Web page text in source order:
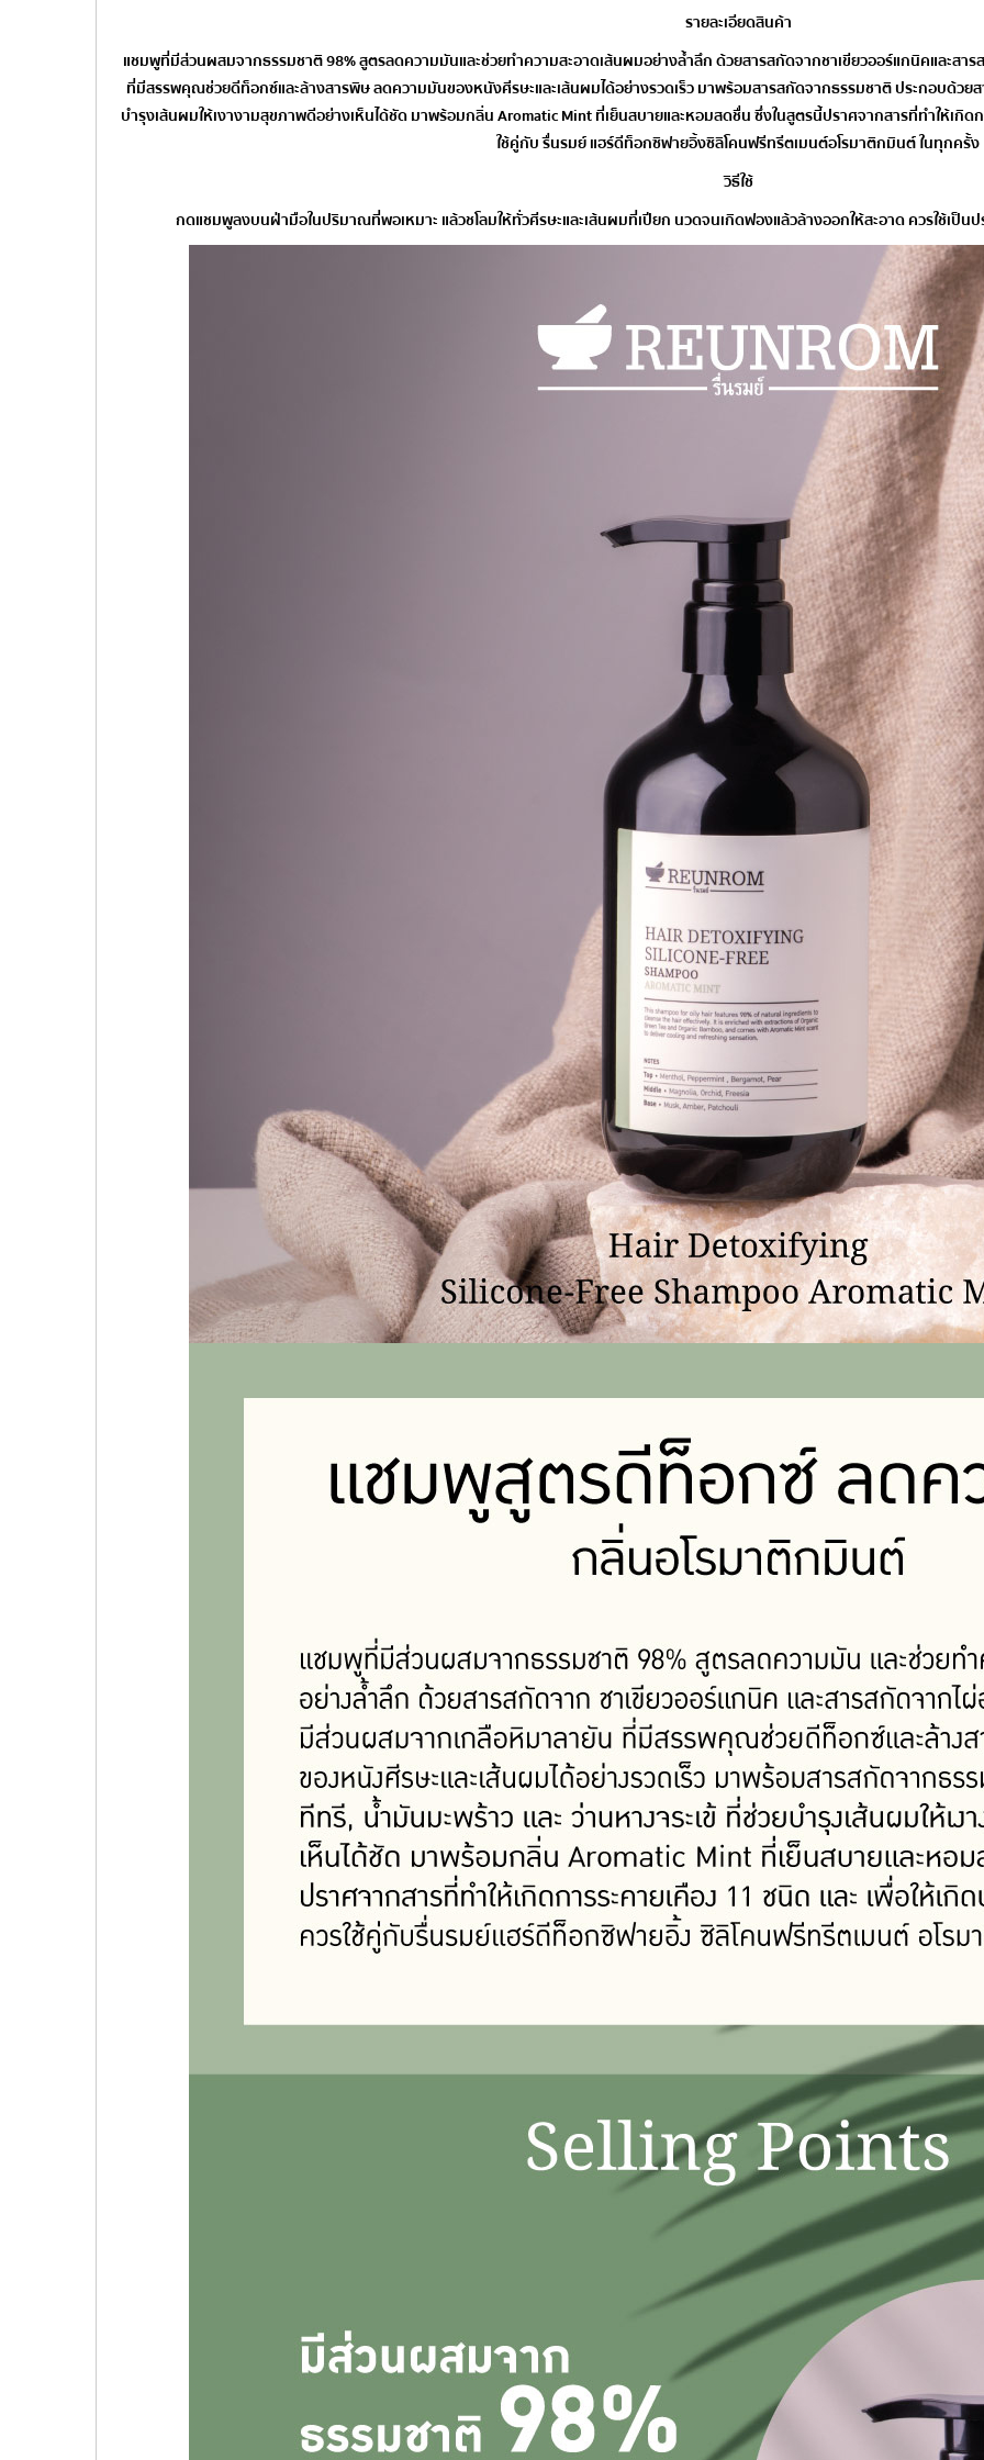
รายละเอียดสินค้า
แชมพูที่มีส่วนผสมจากธรรมชาติ 98% สูตรลดความมันและช่วยทำความสะอาดเส้นผมอย่างล้ำลึก ด้วยสารสกัดจากชาเขียวออร์แกนิคและส
ที่มีสรรพคุณช่วยดีท็อกซ์และล้างสารพิษ ลดความมันของหนังศีรษะและเส้นผมได้อย่างรวดเร็ว มาพร้อมสารสกัดจากธรรมชาติ ประกอบด้วยส
บำรุงเส้นผมให้เงางามสุขภาพดีอย่างเห็นได้ชัด มาพร้อมกลิ่น Aromatic Mint ที่เย็นสบายและหอมสดชื่น ซึ่งในสูตรนี้ปราศจากสารที่ทำให้เกิด
ใช้คู่กับ รื่นรมย์ แฮร์ดีท็อกซิฟายอิ้งซิลิโคนฟรีทรีตเมนต์อโรมาติกมินต์ ในทุกครั้ง
วิธีใช้
กดแชมพูลงบนฝ่ามือในปริมาณที่พอเหมาะ แล้วชโลมให้ทั่วศีรษะและเส้นผมที่เปียก นวดจนเกิดฟองแล้วล้างออกให้สะอาด ควรใช้เป็น